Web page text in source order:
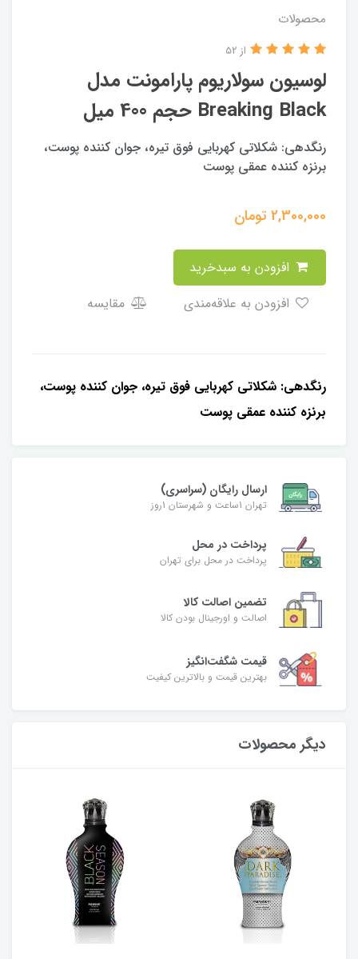
محصولات
لوسیون سولاریوم پارامونت مدل
Breaking Black حجم 400 میل
از 52
رنگدهی: شکلاتی کهربایی فوق تیره، جوان کننده پوست،
برنزه کننده عمقی پوست
2,300,000تومان
مقایسه
رنگدهی: شکلاتی کهربایی فوق تیره، جوان کننده پوست،
برنزه کننده عمقی پوست
ارسال رایگان (سراسری)
تهران 1ساعت و شهرستان 1روز
پرداخت در محل
پرداخت در محل برای تهران
تضمین اصالت کالا
اصالت و اورجینال بودن کالا
قیمت شگفت‌انگیز
بهترین قیمت و بالاترین کیفیت
دیگر محصولات